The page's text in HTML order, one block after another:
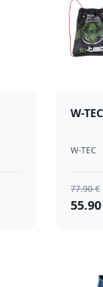
W-
W-TEC
77.90 €